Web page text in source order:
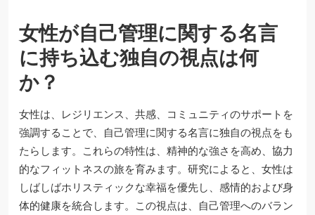
女性が自己管理に関する名言
に持ち込む独自の視点は何
か？
女性は、レジリエンス、共感、コミュニティのサポートを
強調することで、自己管理に関する名言に独自の視点をも
たらします。これらの特性は、精神的な強さを高め、協力
的なフィットネスの旅を育みます。研究によると、女性は
しばしばホリスティックな幸福を優先し、感情的および身
体的健康を統合します。この視点は、自己管理へのバラン